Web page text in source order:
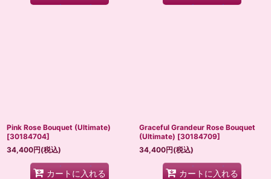
Pink Rose Bouquet (Ultimate)
[30184704]
34,400円(税込)
カートに入れる
Graceful Grandeur Rose Bouquet
(Ultimate) [30184709]
34,400円(税込)
カートに入れる